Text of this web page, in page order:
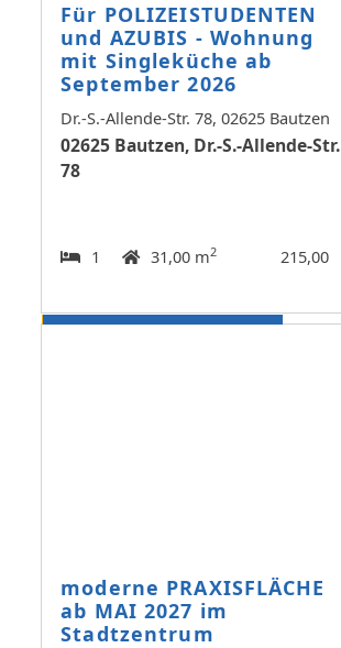
Für POLIZEISTUDENTEN
und AZUBIS - Wohnung
mit Singleküche ab
September 2026
Dr.-S.-Allende-Str. 78, 02625 Bautzen
02625 Bautzen, Dr.-S.-Allende-Str.
78
1 31,00 m2 215,00
moderne PRAXISFLÄCHE
ab MAI 2027 im
Stadtzentrum